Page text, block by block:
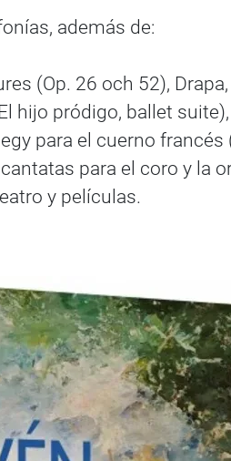
además de:
(Op. 26 och 52),
pródigo, ballet
para el cuerno
para el coro y la
y películas.